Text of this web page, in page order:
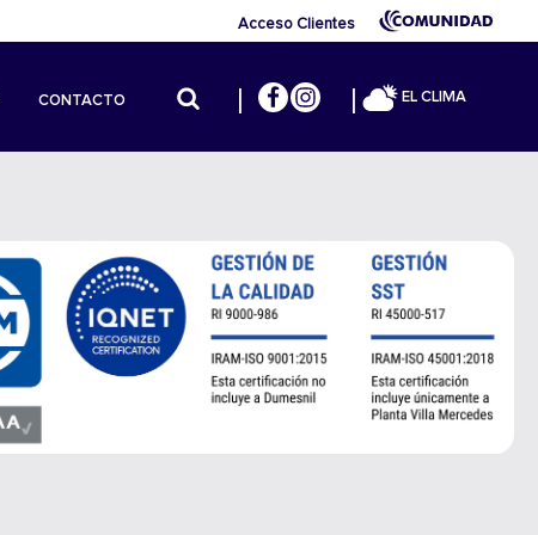
Acceso Clientes
CONTACTO EL CLIMA